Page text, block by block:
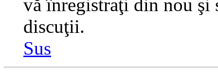
vă înregistraţi din nou
discuţii.
Sus